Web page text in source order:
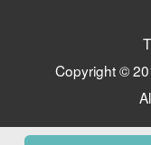
Copyright ©